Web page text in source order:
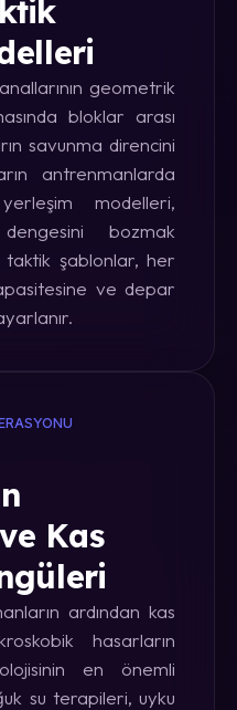
geometrik
bloklar arası
savunma direncini
antrenmanlarda
modelleri,
bozmak
taktik şablonlar, her
ve depar
Kas
ardından kas
hasarların
en önemli
su terapileri, uyku